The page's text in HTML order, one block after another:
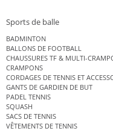
Sports de balle
BADMINTON
BALLONS DE FOOTBALL
CHAUSSURES TF & MULTI-
CRAMPONS
CORDAGES DE TENNIS ET
GANTS DE GARDIEN DE BUT
PADEL TENNIS
SQUASH
SACS DE TENNIS
VÊTEMENTS DE TENNIS